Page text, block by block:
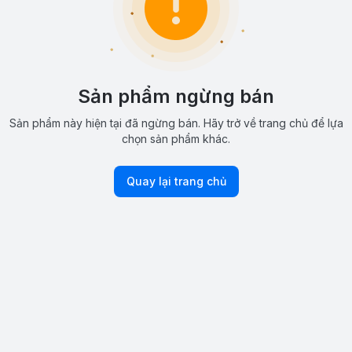
Sản phẩm ngừng bán
Sản phẩm này hiện tại đã ngừng bán. Hãy trở về trang chủ để lựa
chọn sản phẩm khác.
Quay lại trang chủ